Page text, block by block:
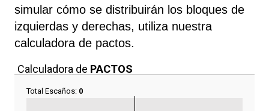
simular cómo se distribuirán los bloques de
izquierdas y derechas, utiliza nuestra
calculadora de pactos.
Calculadora de PACTOS
Total Escaños: 0